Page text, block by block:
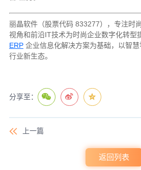
丽晶软件（股票代码 833277），专注时
视角和前沿IT技术为时尚企业数字化转型
ERP企业信息化解决方案为基础，以智
行业新生态。
分享至：
上一篇
返回列表